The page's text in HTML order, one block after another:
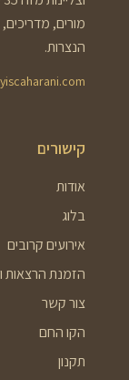
מורים,
הנצרות.
קישורים
אודות
בלוג
אירועים קרובים
הזמנת הרצאות
צור קשר
הקו החם
תקנון